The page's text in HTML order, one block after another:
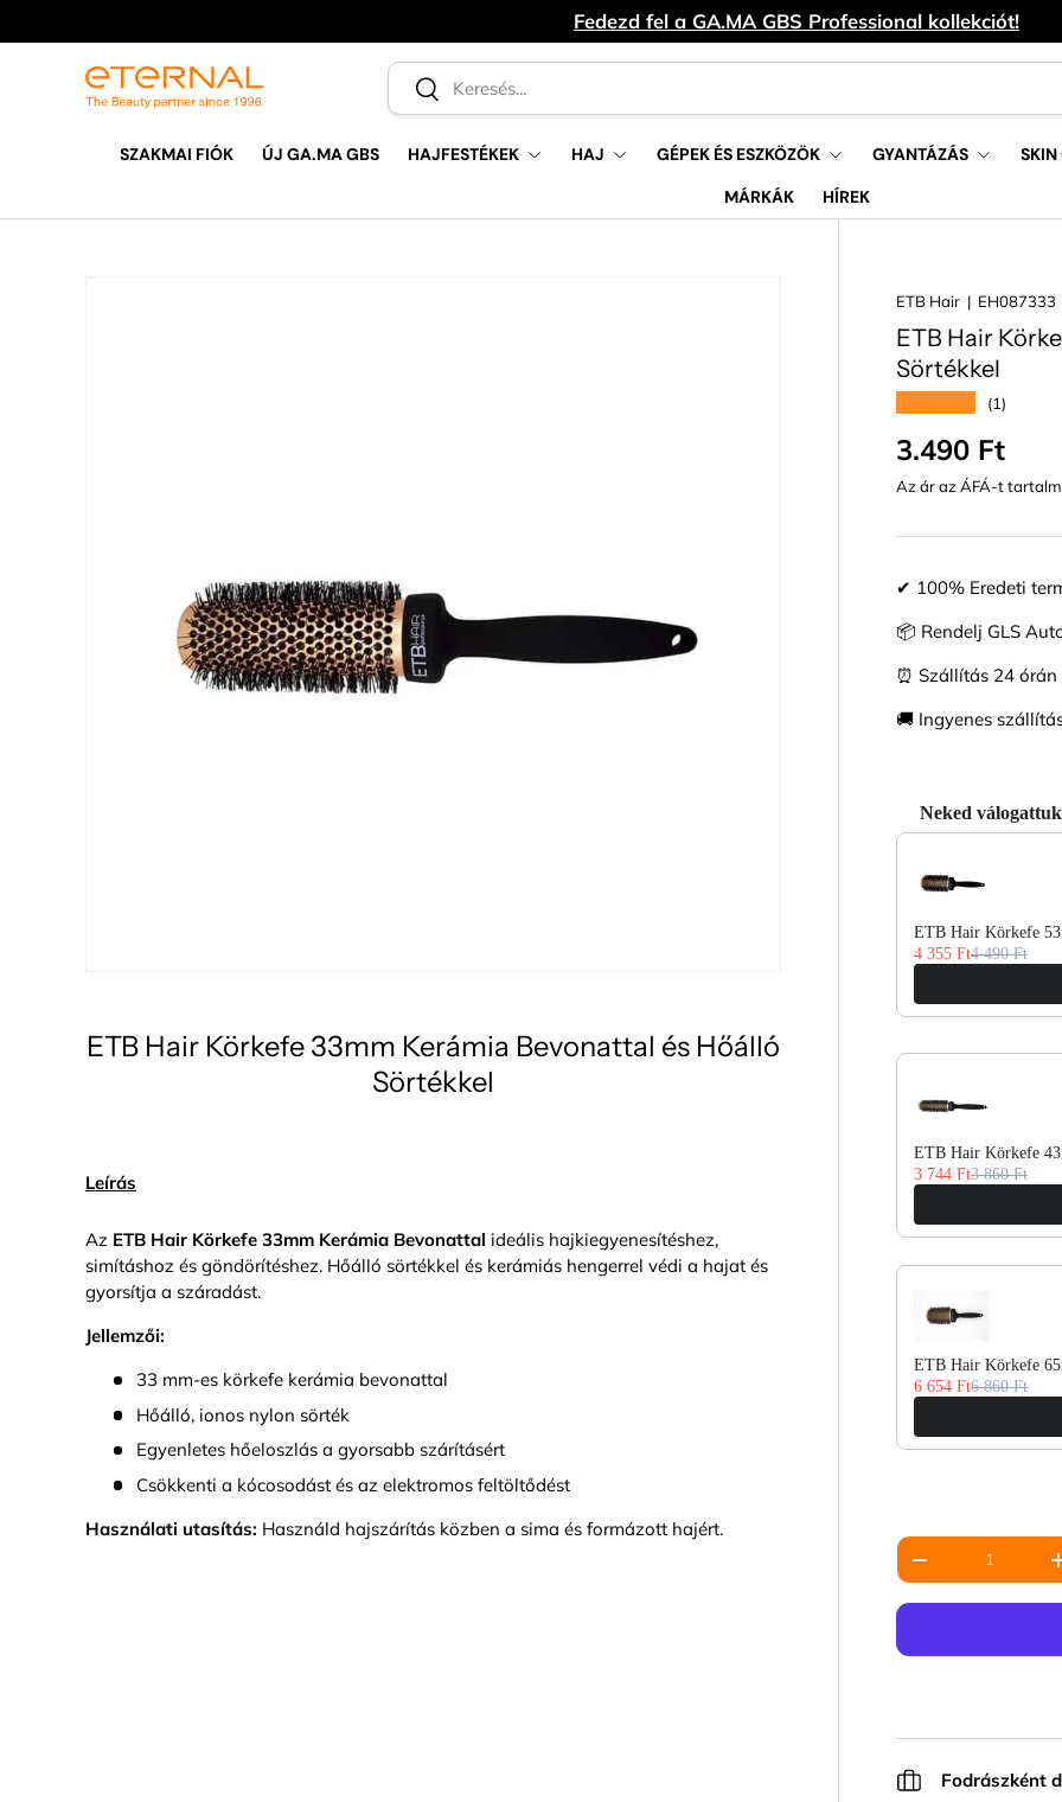
UGRÁS A TARTALOMRA
Fedezd fel a GA.MA GBS Professional kollekciót!
Keresés
Keresés
SZAKMAI FIÓK ÚJ GA.MA GBS HAJFESTÉKEK HAJ GÉPEK ÉS ESZKÖZÖK GYANTÁZÁS
SKIN
MÁRKÁK
HÍREK
ETB Hair | EH087333
ETB Hair
Sörtékkel
(1)
Normál ár
3.490 Ft
Az ár az ÁFÁ-t
✔ 100% Eredeti
📦 Rendelj GLS
⏰ Szállítás 24
🚚 Ingyenes
Neked
Use the Previous
ETB Hair Körkefe
4 355 Ft4 490 Ft
ETB Hair Körkefe
3 744 Ft3 860 Ft
ETB Hair Körkefe
6 654 Ft6 860 Ft
Mennyiség
Fodrászként
ETB Hair Körkefe 33mm Kerámia Bevonattal és Hőálló
Sörtékkel
Leírás
Az ETB Hair Körkefe 33mm Kerámia Bevonattal ideális hajkiegyenesítéshez,
simításhoz és göndörítéshez. Hőálló sörtékkel és kerámiás hengerrel védi a hajat és
gyorsítja a száradást.
Jellemzői:
33 mm-es körkefe kerámia bevonattal
Hőálló, ionos nylon sörték
Egyenletes hőeloszlás a gyorsabb szárításért
Csökkenti a kócosodást és az elektromos feltöltődést
Használati utasítás: Használd hajszárítás közben a sima és formázott hajért.